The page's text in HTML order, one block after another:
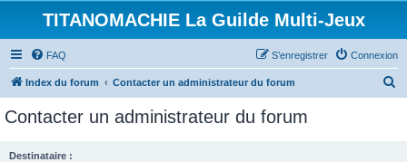
TITANOMACHIE La Guilde Multi-Jeux
FAQ Connexion
S’enregistrer
Index du forum Contacter un administrateur du forum
Contacter un administrateur du forum
Destinataire :